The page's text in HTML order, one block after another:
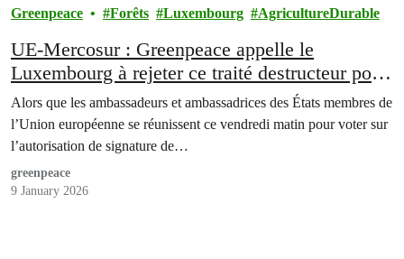
Greenpeace Forêts Luxembourg AgricultureDurable
UE-Mercosur : Greenpeace appelle le
Luxembourg à rejeter ce traité destructeur pour
l’Amazonie, le climat et les peuples
autochtones
Alors que les ambassadeurs et ambassadrices des États membres de
l’Union européenne se réunissent ce vendredi matin pour voter sur
l’autorisation de signature de…
greenpeace
9 January 2026